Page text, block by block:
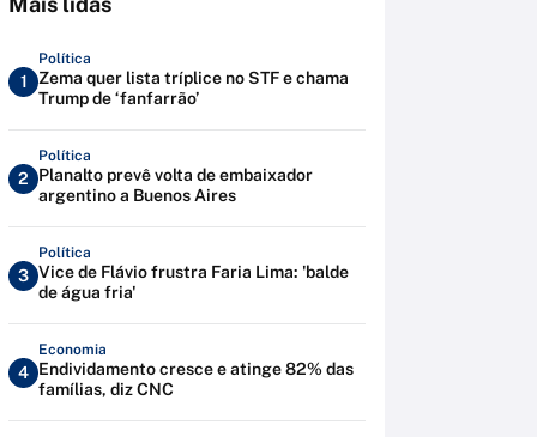
1
Política
Zema quer lista tríplice no STF e chama
Trump de ‘fanfarrão’
2
Política
Planalto prevê volta de embaixador
argentino a Buenos Aires
3
Política
Vice de Flávio frustra Faria Lima: 'balde
de água fria'
4
Economia
Endividamento cresce e atinge 82% das
famílias, diz CNC